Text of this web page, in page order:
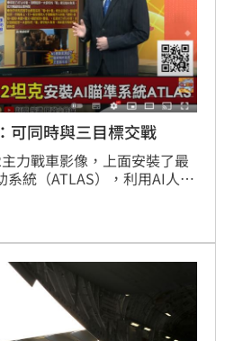
可同時與三目標交戰
力戰車影像，上面安裝了最
統（ATLAS），利用AI人工
指出，大約2012年的時
念而已，沒想到美軍真的研發
過程至少需要花費9秒，有了
以直接發動攻擊，零時差的